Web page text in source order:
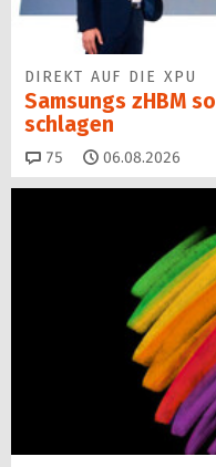
DIREKT AUF DIE XPU
Samsungs zHBM
schlagen
75 Kommentare
06.08.2026